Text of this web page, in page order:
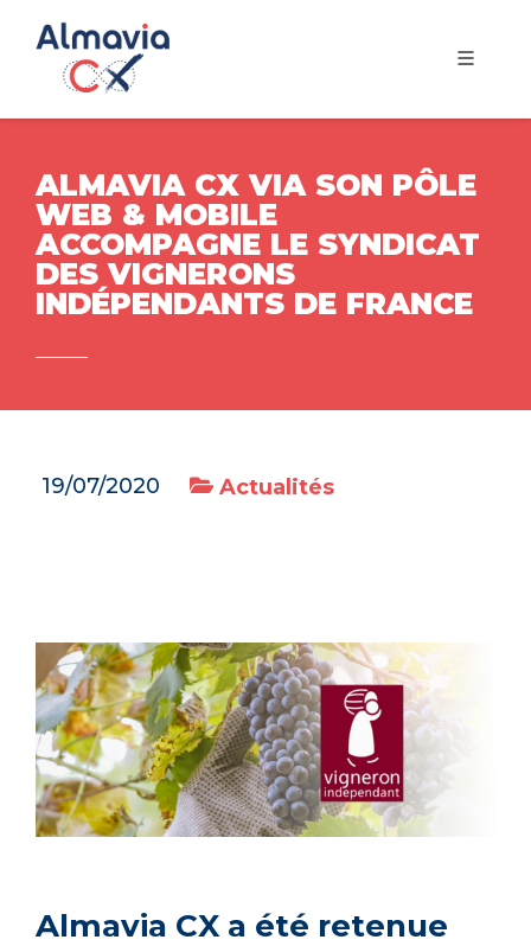
ALMAVIA CX VIA SON PÔLE
WEB & MOBILE
ACCOMPAGNE LE SYNDICAT
DES VIGNERONS
INDÉPENDANTS DE FRANCE
19/07/2020 Actualités
Almavia CX a été retenue